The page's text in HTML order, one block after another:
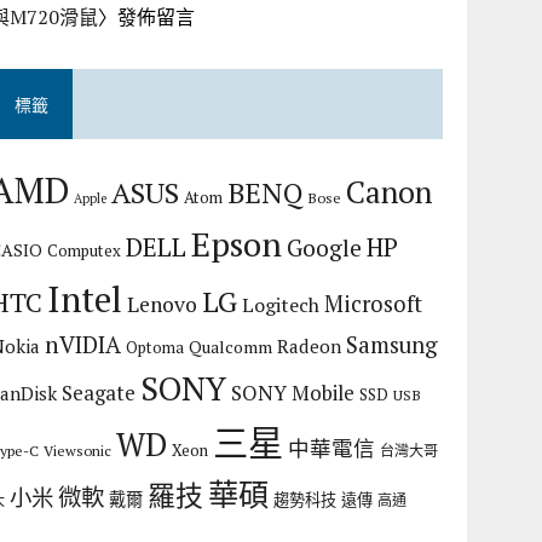
M720滑鼠〉發佈留言
標籤
Apple ASUS Atom BENQ Bose Canon
Computex DELLEpson Google HP
Intel Lenovo LGLogitechMicrosoft
nVIDIA Optoma Qualcomm Radeon Samsung
Seagate SONY SONY Mobile SSD USB
C Viewsonic WD Xeon 三星 中華電信 台灣大哥
小米微軟 戴爾 羅技華碩 趨勢科技 遠傳 高通